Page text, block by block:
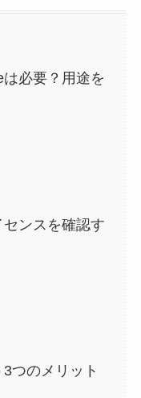
必要？用途を
ンスを確認す
つのメリット